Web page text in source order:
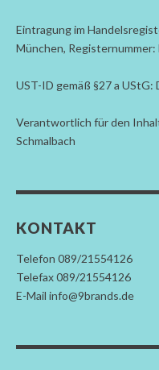
Eintragung im
München, Registernummer:
UST-ID gemäß §27 a UStG:
Verantwortlich für den
Schmalbach
KONTAKT
Telefon 089/21554126
Telefax 089/21554126
E-Mail info@9brands.de